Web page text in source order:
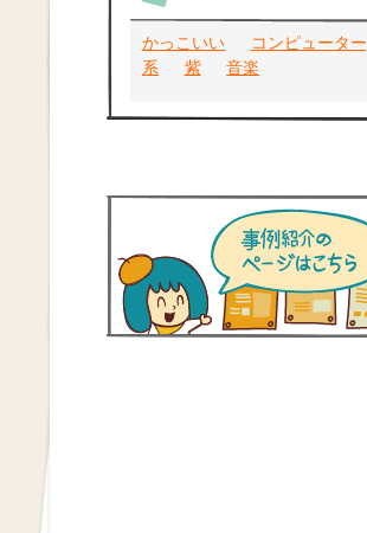
かっこいい コンピューター
系
紫 音楽